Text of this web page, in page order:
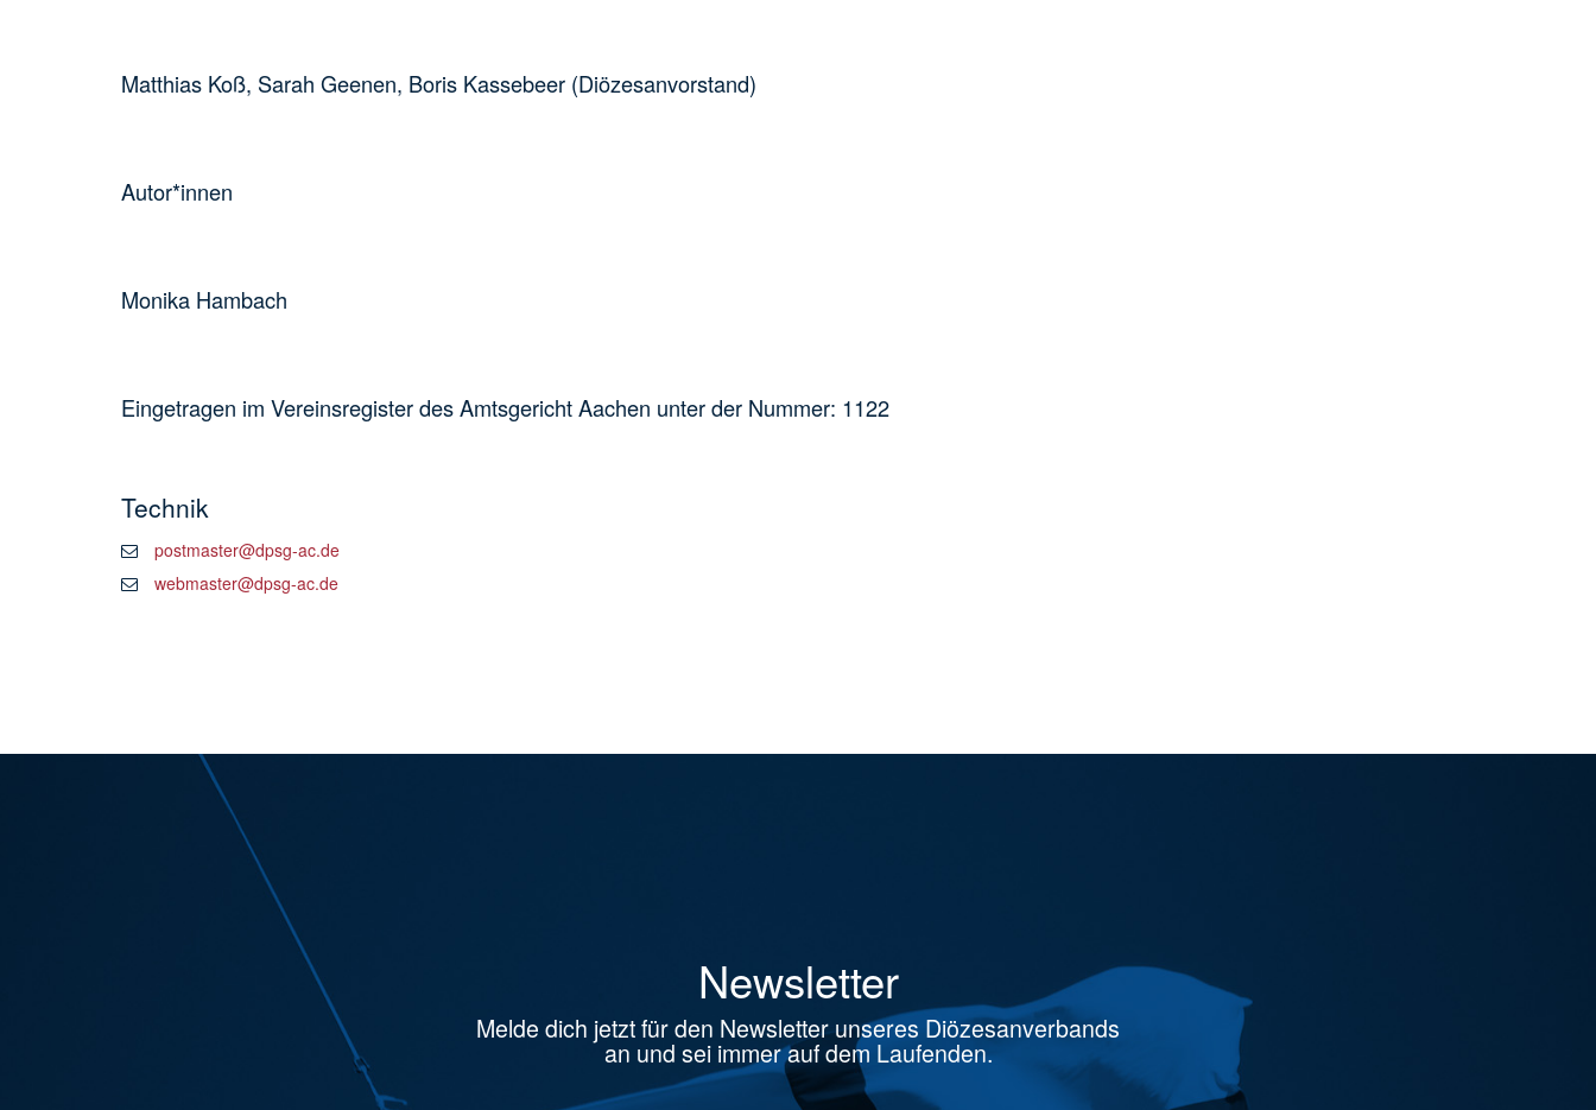
Matthias Koß, Sarah Geenen, Boris Kassebeer (Diözesanvorstand)
Autor*innen
Monika Hambach
Eingetragen im Vereinsregister des Amtsgericht Aachen unter der Nummer: 1122
Technik
postmaster@dpsg-ac.de
webmaster@dpsg-ac.de
Newsletter
Melde dich jetzt für den Newsletter unseres Diözesanverbands
an und sei immer auf dem Laufenden.